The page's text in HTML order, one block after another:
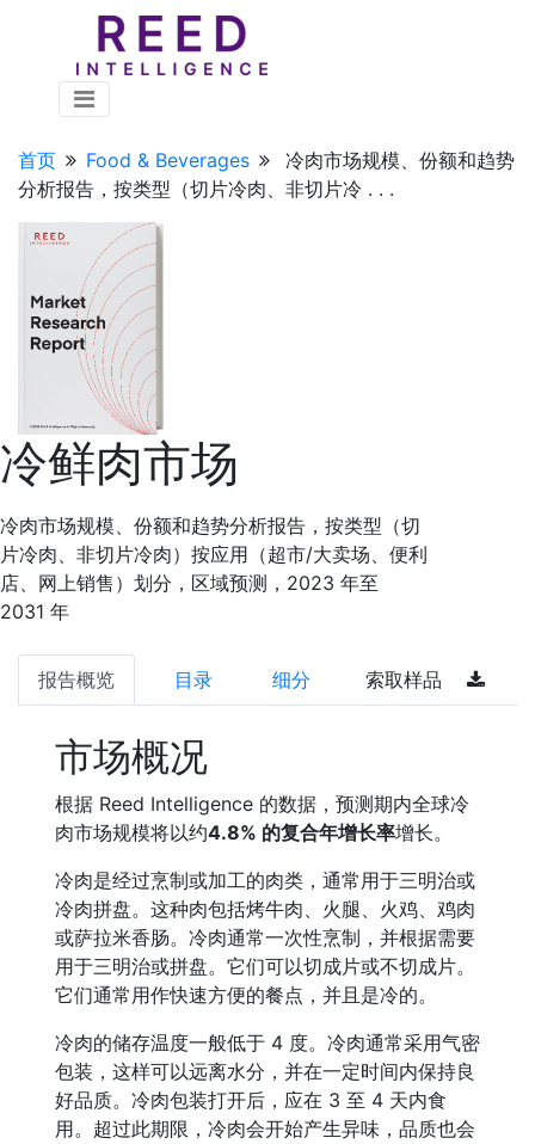
首页 Food & Beverages
冷肉市场规模、份额和趋势
分析报告，按类型（切片冷肉、非切片冷 . . .
冷鲜肉市场
冷肉市场规模、份额和趋势分析报告，按类型（切
片冷肉、非切片冷肉）按应用（超市/大卖场、便利
店、网上销售）划分，区域预测，2023 年至
2031 年
报告概览 目录 细分 索取样品
市场概况
根据 Reed Intelligence 的数据，预测期内全球冷
肉市场规模将以约4.8% 的复合年增长率增长。
冷肉是经过烹制或加工的肉类，通常用于三明治或
冷肉拼盘。这种肉包括烤牛肉、火腿、火鸡、鸡肉
或萨拉米香肠。冷肉通常一次性烹制，并根据需要
用于三明治或拼盘。它们可以切成片或不切成片。
它们通常用作快速方便的餐点，并且是冷的。
冷肉的储存温度一般低于 4 度。冷肉通常采用气密
包装，这样可以远离水分，并在一定时间内保持良
好品质。冷肉包装打开后，应在 3 至 4 天内食
用。超过此期限，冷肉会开始产生异味，品质也会